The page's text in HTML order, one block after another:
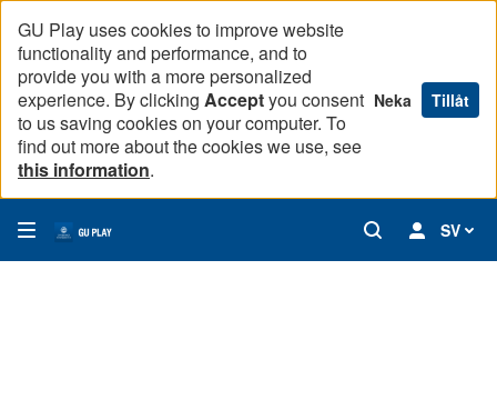
GU Play uses cookies to improve website
functionality and performance, and to
provide you with a more personalized
experience. By clicking Acceptyou consent
to us saving cookies on your computer. To
find out more about the cookies we use, see
this information.
Neka Tillåt
SV